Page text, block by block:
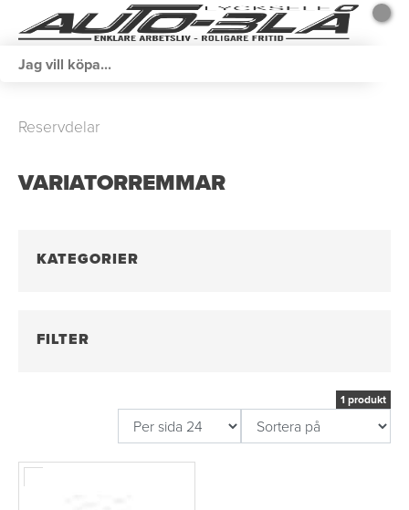
Reservdelar
VARIATORREMMAR
KATEGORIER
FILTER
1 produkt